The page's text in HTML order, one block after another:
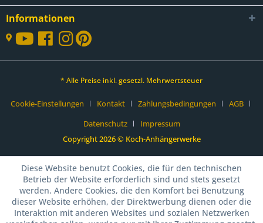
Informationen
* Alle Preise inkl. gesetzl. Mehrwertsteuer
Cookie-Einstellungen Kontakt Zahlungsbedingungen
AGB
Datenschutz
Impressum
Copyright 2026 © Koch-Anhängerwerke
Diese Website benutzt Cookies, die für den technischen
Betrieb der Website erforderlich sind und stets gesetzt
werden. Andere Cookies, die den Komfort bei Benutzung
dieser Website erhöhen, der Direktwerbung dienen oder die
Interaktion mit anderen Websites und sozialen Netzwerken